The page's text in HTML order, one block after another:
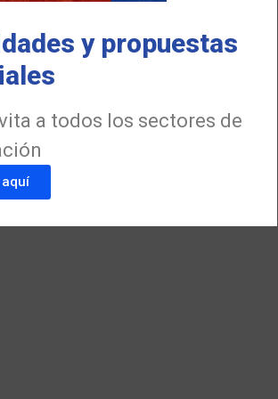
y propuestas
a todos los sectores de